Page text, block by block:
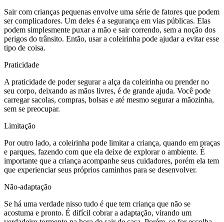
Sair com crianças pequenas envolve uma série de fatores que podem
ser complicadores. Um deles é a segurança em vias públicas. Elas
podem simplesmente puxar a mão e sair correndo, sem a noção dos
perigos do trânsito. Então, usar a coleirinha pode ajudar a evitar esse
tipo de coisa.
Praticidade
A praticidade de poder segurar a alça da coleirinha ou prender no
seu corpo, deixando as mãos livres, é de grande ajuda. Você pode
carregar sacolas, compras, bolsas e até mesmo segurar a mãozinha,
sem se preocupar.
Limitação
Por outro lado, a coleirinha pode limitar a criança, quando em praças
e parques, fazendo com que ela deixe de explorar o ambiente. É
importante que a criança acompanhe seus cuidadores, porém ela tem
que experienciar seus próprios caminhos para se desenvolver.
Não-adaptação
Se há uma verdade nisso tudo é que tem criança que não se
acostuma e pronto. É difícil cobrar a adaptação, virando um